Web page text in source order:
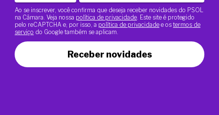
Ao se inscrever, você confirma que deseja receber novidades do PSOL
na Câmara. Veja nossa política de privacidade . Este site é protegido
pelo reCAPTCHA e, por isso, a política de privacidade e os termos de
serviço do Google também se aplicam.
Receber novidades